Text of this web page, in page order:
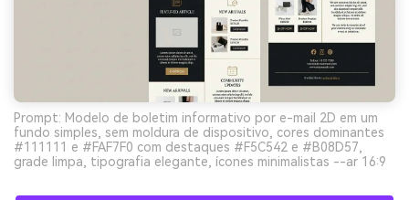
Prompt: Modelo de boletim informativo por e-mail 2D em um
fundo simples, sem moldura de dispositivo, cores dominantes
#111111 e #FAF7F0 com destaques #F5C542 e #B08D57,
grade limpa, tipografia elegante, ícones minimalistas --ar 16:9